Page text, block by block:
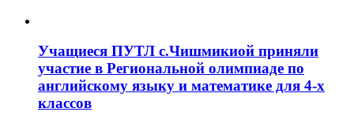
Учащиеся ПУТЛ с.Чишмикиой приняли
участие в Региональной олимпиаде по
английскому языку и математике для 4-х
классов